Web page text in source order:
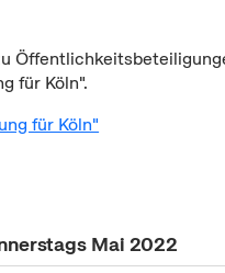
für Köln".
für Köln"
Mai 2022